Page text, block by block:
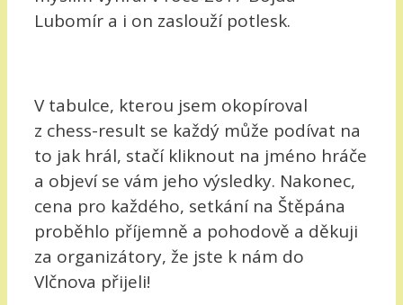
Lubomír a i on zaslouží potlesk.
V tabulce, kterou jsem okopíroval
z chess-result se každý může podívat na
to jak hrál, stačí kliknout na jméno hráče
a objeví se vám jeho výsledky. Nakonec,
cena pro každého, setkání na Štěpána
proběhlo příjemně a pohodově a děkuji
za organizátory, že jste k nám do
Vlčnova přijeli!